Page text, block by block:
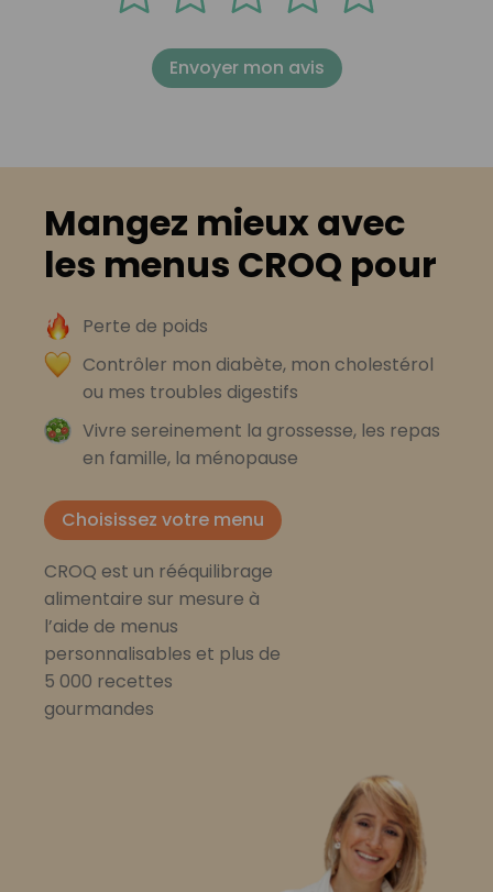
Envoyer mon avis
Mangez mieux avec
les menus CROQ pour
Perte de poids
Contrôler mon diabète, mon cholestérol
ou mes troubles digestifs
Vivre sereinement la grossesse, les repas
en famille, la ménopause
Choisissez votre menu
CROQ est un rééquilibrage
alimentaire sur mesure à
l’aide de menus
personnalisables et plus de
5 000 recettes
gourmandes